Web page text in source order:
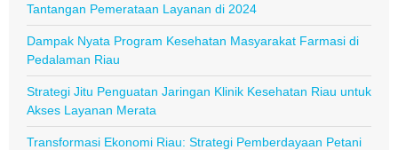
Tantangan Pemerataan Layanan di 2024
Dampak Nyata Program Kesehatan Masyarakat Farmasi di
Pedalaman Riau
Strategi Jitu Penguatan Jaringan Klinik Kesehatan Riau untuk
Akses Layanan Merata
Transformasi Ekonomi Riau: Strategi Pemberdayaan Petani